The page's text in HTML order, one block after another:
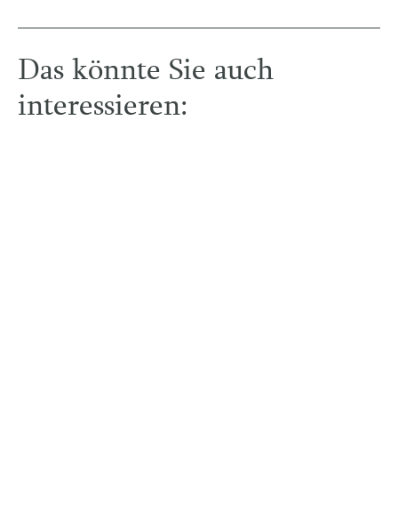
Das könnte Sie auch
interessieren: